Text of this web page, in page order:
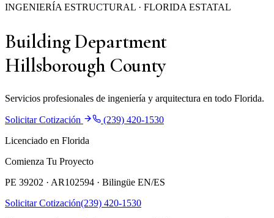
INGENIERÍA ESTRUCTURAL · FLORIDA ESTATAL
Building Department
Hillsborough County
Servicios profesionales de ingeniería y arquitectura en todo Florida.
Solicitar Cotización
(239) 420-1530
Licenciado en Florida
Comienza Tu Proyecto
PE 39202 · AR102594 · Bilingüe EN/ES
Solicitar Cotización(239) 420-1530